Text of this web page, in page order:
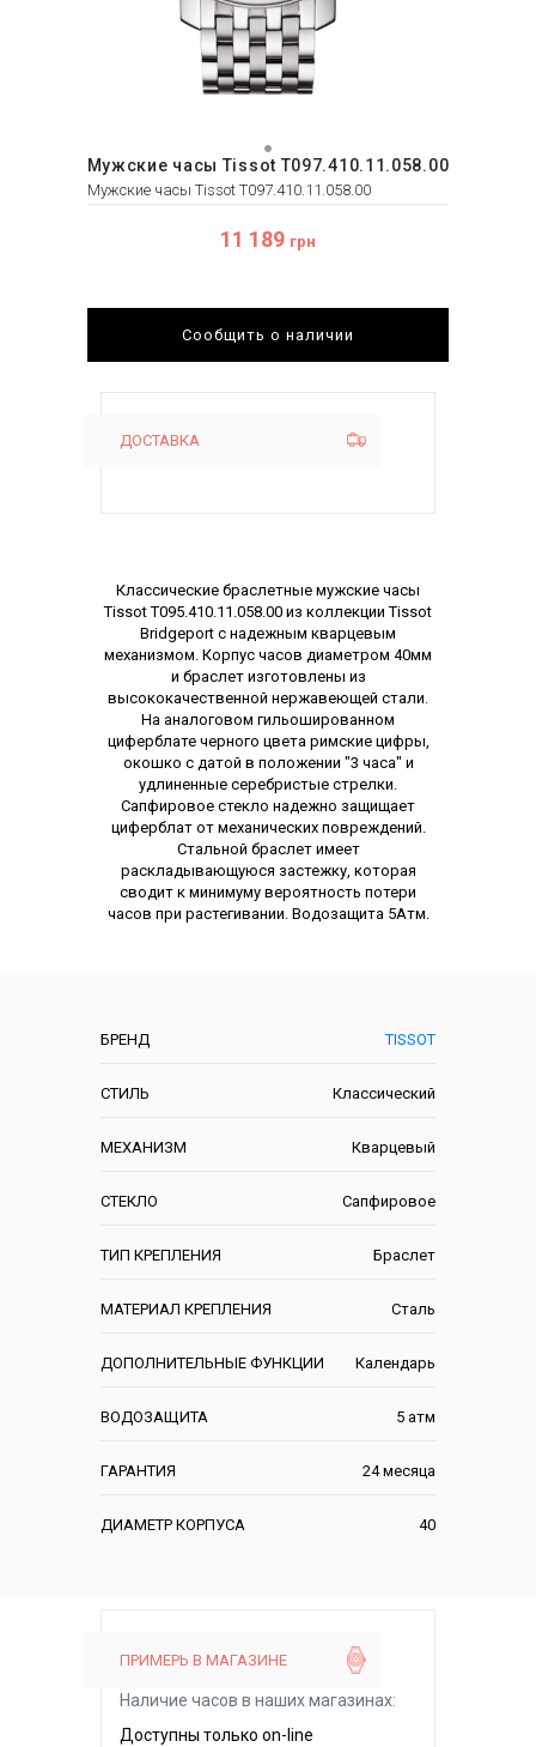
Мужские часы Tissot T097.410.11.058.00
Мужские часы Tissot T097.410.11.058.00
11 189 грн
Сообщить о наличии
ДОСТАВКА
БРЕНД TISSOT
СТИЛЬ Классический
МЕХАНИЗМ Кварцевый
СТЕКЛО Сапфировое
ТИП КРЕПЛЕНИЯ Браслет
МАТЕРИАЛ КРЕПЛЕНИЯ Сталь
ДОПОЛНИТЕЛЬНЫЕ ФУНКЦИИ Календарь
ВОДОЗАЩИТА 5 атм
ГАРАНТИЯ 24 месяца
ДИАМЕТР КОРПУСА 40
Описание
Классические браслетные мужские часы
Tissot T095.410.11.058.00 из коллекции Tissot
Bridgeport с надежным кварцевым
механизмом. Корпус часов диаметром 40мм
и браслет изготовлены из
высококачественной нержавеющей стали.
На аналоговом гильошированном
циферблате черного цвета римские цифры,
окошко с датой в положении "3 часа" и
удлиненные серебристые стрелки.
Сапфировое стекло надежно защищает
циферблат от механических повреждений.
Стальной браслет имеет
раскладывающуюся застежку, которая
сводит к минимуму вероятность потери
часов при растегивании. Водозащита 5Атм.
ПРИМЕРЬ В МАГАЗИНЕ
Наличие часов в наших магазинах:
Доступны только on-line